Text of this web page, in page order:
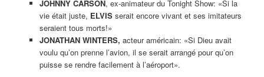
JOHNNY CARSON, ex-animateur du Tonight Show: «Si la
vie était juste, ELVISserait encore vivant et ses imitateurs
seraient tous morts!»
JONATHAN WINTERS, acteur américain: «Si Dieu avait
voulu qu’on prenne l’avion, il se serait arrangé pour qu’on
puisse se rendre facilement à l’aéroport».